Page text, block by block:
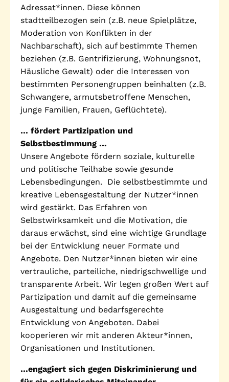
News Kalender
Kontakt Impressum Datenschutz
Adressat*innen. Diese können
stadtteilbezogen sein (z.B. neue Spielplätze,
Moderation von Konflikten in der
Nachbarschaft), sich auf bestimmte Themen
beziehen (z.B. Gentrifizierung, Wohnungsnot,
Häusliche Gewalt) oder die Interessen von
bestimmten Personengruppen beinhalten (z.B.
Schwangere, armutsbetroffene Menschen,
junge Familien, Frauen, Geflüchtete).
… fördert Partizipation und
Selbstbestimmung …
Unsere Angebote fördern soziale, kulturelle
und politische Teilhabe sowie gesunde
Lebensbedingungen. Die selbstbestimmte und
kreative Lebensgestaltung der Nutzer*innen
wird gestärkt. Das Erfahren von
Selbstwirksamkeit und die Motivation, die
daraus erwächst, sind eine wichtige Grundlage
bei der Entwicklung neuer Formate und
Angebote. Den Nutzer*innen bieten wir eine
vertrauliche, parteiliche, niedrigschwellige und
transparente Arbeit. Wir legen großen Wert auf
Partizipation und damit auf die gemeinsame
Ausgestaltung und bedarfsgerechte
Entwicklung von Angeboten. Dabei
kooperieren wir mit anderen Akteur*innen,
Organisationen und Institutionen.
…engagiert sich gegen Diskriminierung und